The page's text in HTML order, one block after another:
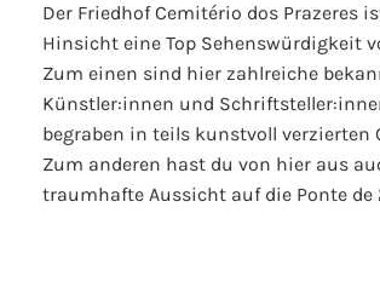
Der Friedhof Cemitério dos Prazeres
Hinsicht eine Top Sehenswürdigkeit
Zum einen sind hier zahlreiche
Künstler:innen und
begraben in teils kunstvoll verzierten
Zum anderen hast du von hier aus
traumhafte Aussicht auf die Ponte de